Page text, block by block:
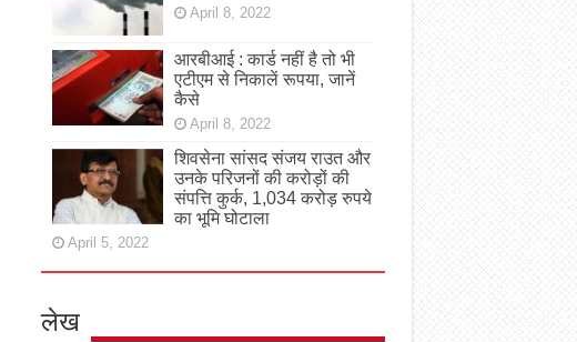
April 8, 2022
आरबीआई : कार्ड नहीं है तो भी
एटीएम से निकालें रूपया, जानें
कैसे
April 8, 2022
शिवसेना सांसद संजय राउत और
उनके परिजनों की करोड़ों की
संपत्ति कुर्क, 1,034 करोड़ रुपये
का भूमि घोटाला
April 5, 2022
लेख